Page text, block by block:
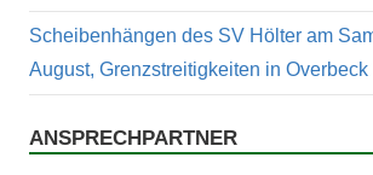
Scheibenhängen des SV Hölter am
August, Grenzstreitigkeiten in Overbeck
ANSPRECHPARTNER